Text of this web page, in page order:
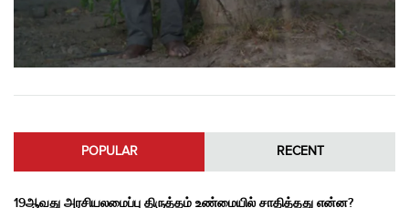
POPULAR RECENT
19ஆவது அரசியலமைப்பு திருத்தம் உண்மையில் சாதித்தது என்ன?